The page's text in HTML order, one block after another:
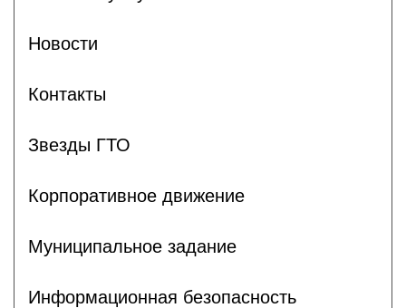
Новости
Контакты
Звезды ГТО
Корпоративное движение
Муниципальное задание
Информационная безопасность